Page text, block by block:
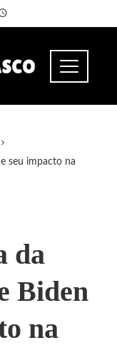
seu impacto na
da
Biden
na